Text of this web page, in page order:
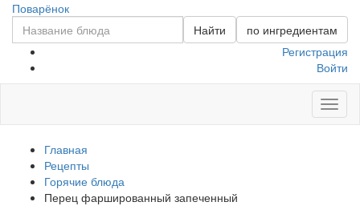
Поварёнок
Найти
по ингредиентам
Регистрация
Войти
Главная
Рецепты
Горячие блюда
Перец фаршированный запеченный